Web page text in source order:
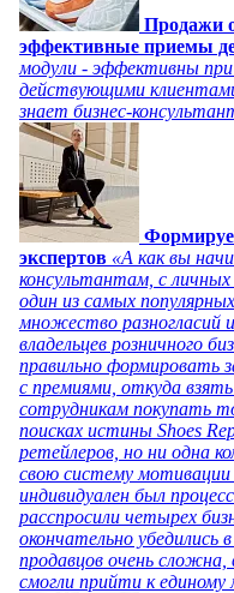
Продажи
эффективные приемы
модули - эффективны
действующими
знает бизнес-
экспертов «А как вы
консультантам, с
один из самых
множество разногласий
владельцев розничного
правильно формировать
с премиями, откуда
сотрудникам покупать
поисках истины Shoes
ретейлеров, но ни одна
свою систему
индивидуален был
расспросили четырех
окончательно
продавцов очень
смогли прийти к единому